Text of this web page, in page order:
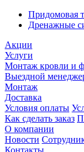
Придомовая
Дренажные
Акции
Услуги
Монтаж кровли и
Выездной
Монтаж
Доставка
Условия оплаты
Как сделать заказ
О компании
Новости
Контакты